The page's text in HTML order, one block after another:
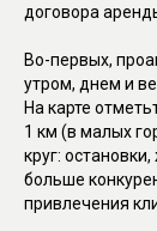
договора
Во-первых,
утром, днем и
На карте
1 км (в малых
круг:
больше
привлечения